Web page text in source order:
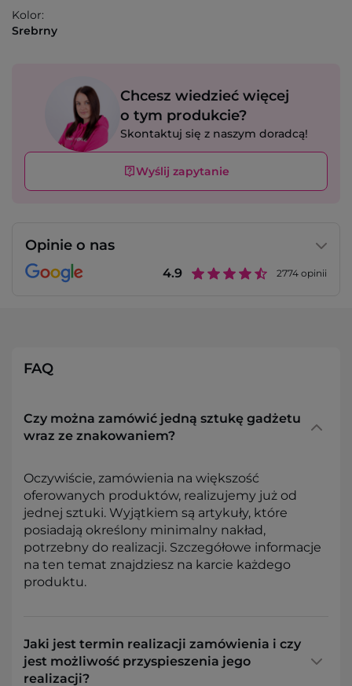
Kolor:
Srebrny
Chcesz wiedzieć więcej
o tym produkcie?
Skontaktuj się z naszym doradcą!
Wyślij zapytanie
Opinie o nas
4.9 2774 opinii
FAQ
Czy można zamówić jedną sztukę gadżetu
wraz ze znakowaniem?
Oczywiście, zamówienia na większość
oferowanych produktów, realizujemy już od
jednej sztuki. Wyjątkiem są artykuły, które
posiadają określony minimalny nakład,
potrzebny do realizacji. Szczegółowe informacje
na ten temat znajdziesz na karcie każdego
produktu.
Jaki jest termin realizacji zamówienia i czy
jest możliwość przyspieszenia jego
realizacji?